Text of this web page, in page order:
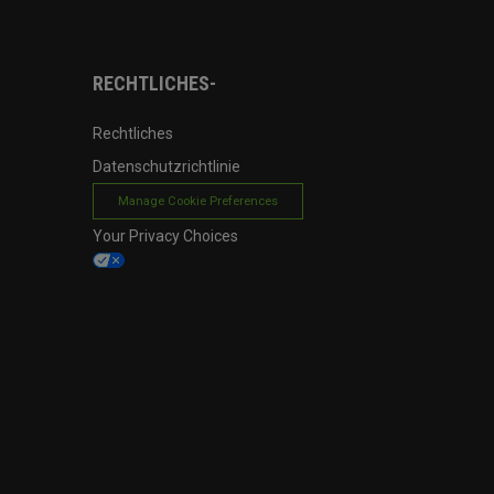
RECHTLICHES-
Rechtliches
Datenschutzrichtlinie
Manage Cookie Preferences
Your Privacy Choices